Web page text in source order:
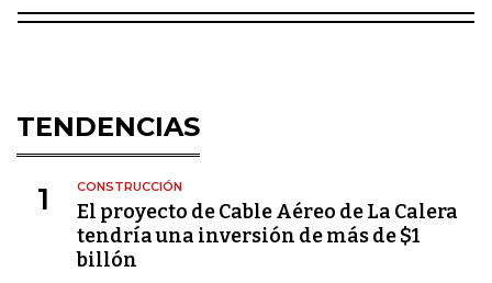
TENDENCIAS
1 CONSTRUCCIÓN
El proyecto de Cable Aéreo de La Calera
tendría una inversión de más de $1
billón